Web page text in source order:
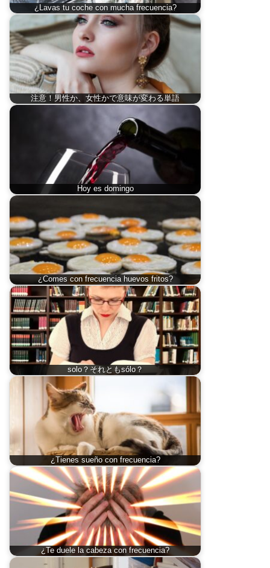
¿Lavas tu coche con mucha frecuencia?
注意！男性か、女性かで意味が変わる単語
Hoy es domingo
¿Comes con frecuencia huevos fritos?
solo？それともsólo？
¿Tienes sueño con frecuencia?
¿Te duele la cabeza con frecuencia?